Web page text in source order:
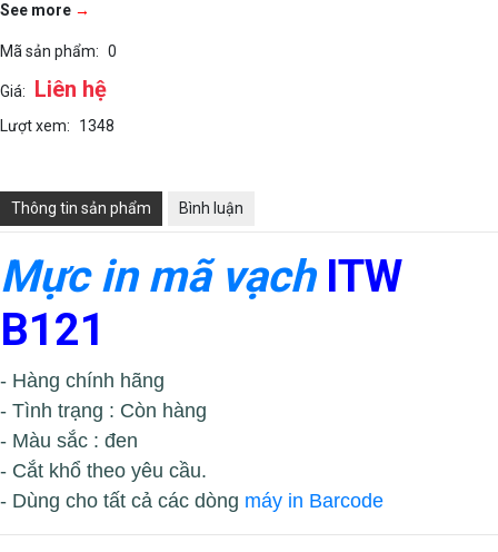
See more →
Mã sản phẩm: 0
Giá: Liên hệ
Lượt xem: 1348
Thông tin sản phẩm Bình luận
Mực in mã vạchITW
B121
- Hàng chính hãng
- Tình trạng : Còn hàng
- Màu sắc : đen
- Cắt khổ theo yêu cầu.
- Dùng cho tất cả các dòng máy in Barcode